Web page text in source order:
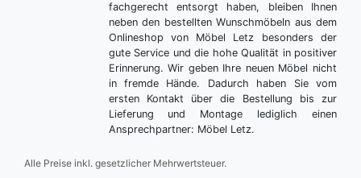
fachgerecht entsorgt haben, bleiben Ihnen
neben den bestellten Wunschmöbeln aus dem
Onlineshop von Möbel Letz besonders der
gute Service und die hohe Qualität in positiver
Erinnerung. Wir geben Ihre neuen Möbel nicht
in fremde Hände. Dadurch haben Sie vom
ersten Kontakt über die Bestellung bis zur
Lieferung und Montage lediglich einen
Ansprechpartner: Möbel Letz.
Alle Preise inkl. gesetzlicher Mehrwertsteuer.